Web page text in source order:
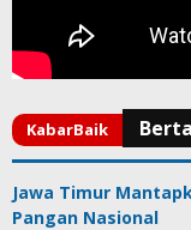
Jawa Timur
Pangan Nasional